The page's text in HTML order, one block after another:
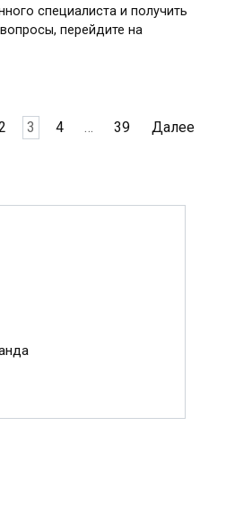
специалиста и получить
перейдите на
3 4 … 39 Далее